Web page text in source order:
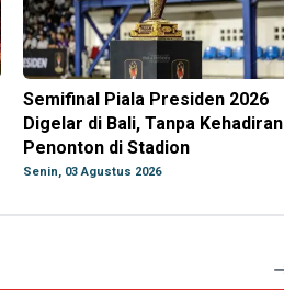
Semifinal Piala Presiden 2026
Digelar di Bali, Tanpa Kehadiran
Penonton di Stadion
Senin, 03 Agustus 2026